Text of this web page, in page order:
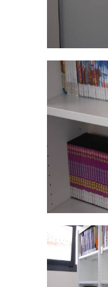
DSC_0484.jpg
DSC_0477.jpg